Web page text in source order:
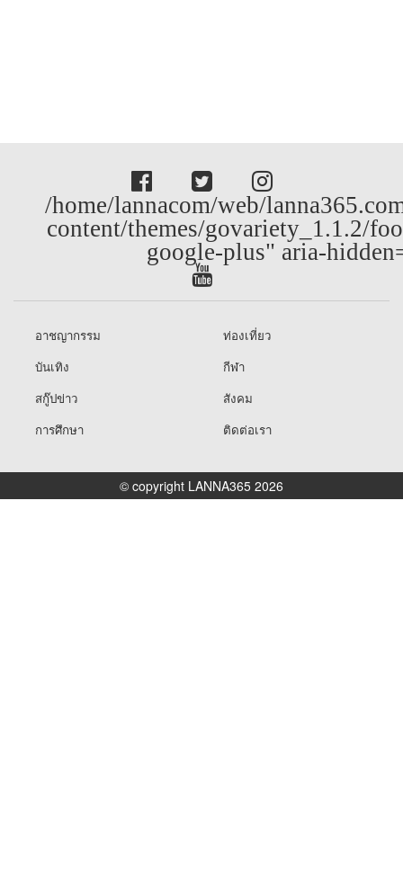
/home/lannacom/web/
content/themes/govariety_1.1.2/
google-plus" aria-
อาชญากรรม
ท่องเที่ยว
บันเทิง
กีฬา
สกู๊ปข่าว
สังคม
การศึกษา
ติดต่อเรา
© copyright LANNA365 2026